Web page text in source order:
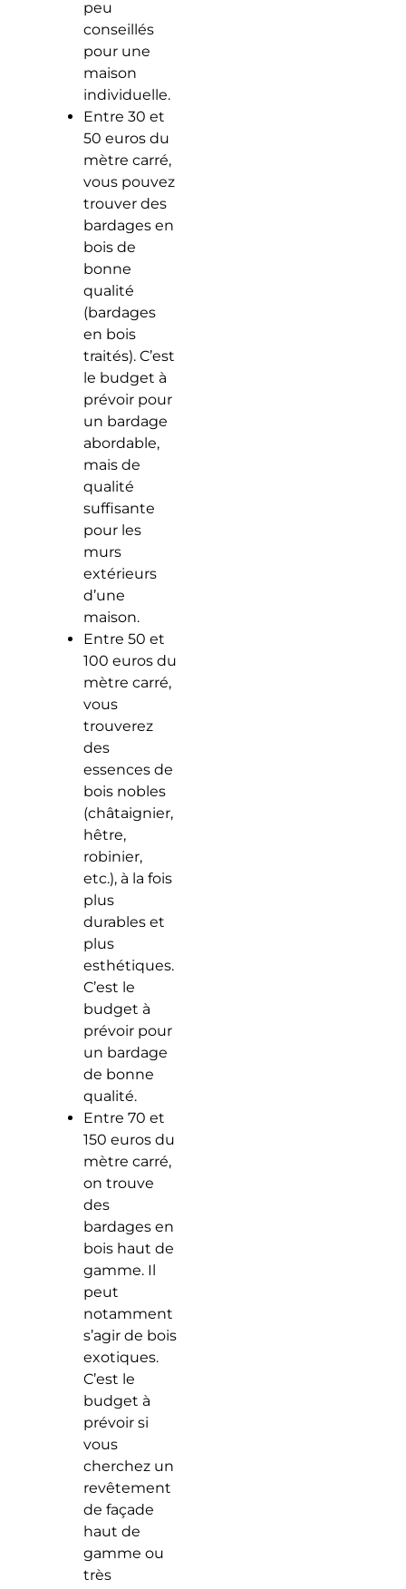
peu
conseillés
pour une
maison
individuelle.
Entre 30 et
50 euros du
mètre carré,
vous pouvez
trouver des
bardages en
bois de
bonne
qualité
(bardages
en bois
traités). C’est
le budget à
prévoir pour
un bardage
abordable,
mais de
qualité
suffisante
pour les
murs
extérieurs
d’une
maison.
Entre 50 et
100 euros du
mètre carré,
vous
trouverez
des
essences de
bois nobles
(châtaignier,
hêtre,
robinier,
etc.), à la fois
plus
durables et
plus
esthétiques.
C’est le
budget à
prévoir pour
un bardage
de bonne
qualité.
Entre 70 et
150 euros du
mètre carré,
on trouve
des
bardages en
bois haut de
gamme. Il
peut
notamment
s’agir de bois
exotiques.
C’est le
budget à
prévoir si
vous
cherchez un
revêtement
de façade
haut de
gamme ou
très